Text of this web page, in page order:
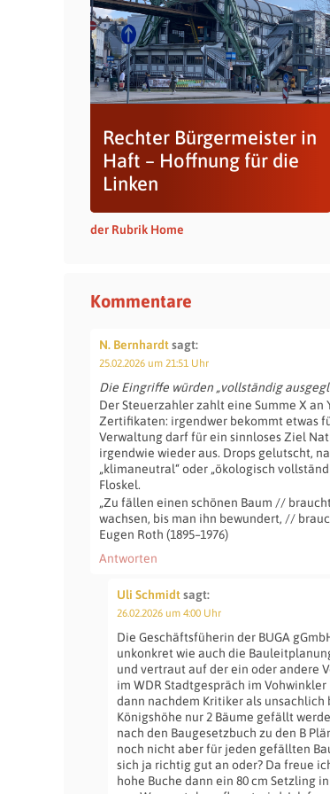
Rechter Bürgermeister in
Haft – Hoffnung für die
Linken
der Rubrik Home
Kommentare
N. Bernhardtsagt:
25.02.2026 um 21:51 Uhr
Die Eingriffe würden „vollständig
Der Steuerzahler zahlt eine Summe X an
Zertifikaten: irgendwer bekommt etwas
Verwaltung darf für ein sinnloses Ziel
irgendwie wieder aus. Drops gelutscht,
„klimaneutral“ oder „ökologisch
Floskel.
„Zu fällen einen schönen Baum //
wachsen, bis man ihn bewundert, //
Eugen Roth (1895–1976)
Antworten
Uli Schmidtsagt:
26.02.2026 um 4:00 Uhr
Die Geschäftsfüherin der BUGA
unkonkret wie auch die
und vertraut auf der ein oder andere
im WDR Stadtgespräch im
dann nachdem Kritiker als
Königshöhe nur 2 Bäume gefällt
nach den Baugesetzbuch zu den B
noch nicht aber für jeden gefällten
sich ja richtig gut an oder? Da freue
hohe Buche dann ein 80 cm Setzling